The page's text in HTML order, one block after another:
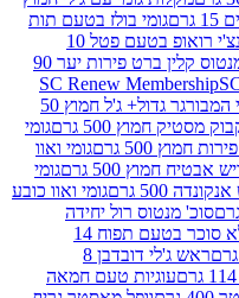
בולז בטעם תות
קראנצ'י רואופ בטעם פטל 10
מנטוס קלין ברט פירות יער 90
SC Renew
גומי המבורגר גדול+ ג'ל חמוץ 50
גרם
גומי
גומי ואוו
גרם
גומי
גומי ואוו כובע
רול יחידה
אורביט גומי לעיסה ללא סוכר בטעם תפוח 14
ראש ג'לי דובדבן 8
טעם חמאה